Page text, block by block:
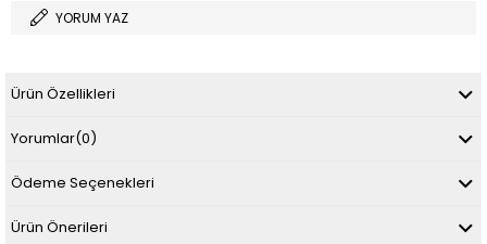
YORUM YAZ
Ürün Özellikleri
Yorumlar(0)
Ödeme Seçenekleri
Ürün Önerileri